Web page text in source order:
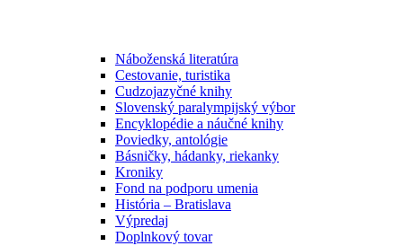
Náboženská literatúra
Cestovanie, turistika
Cudzojazyčné knihy
Slovenský paralympijský výbor
Encyklopédie a náučné knihy
Poviedky, antológie
Básničky, hádanky, riekanky
Kroniky
Fond na podporu umenia
História – Bratislava
Výpredaj
Doplnkový tovar